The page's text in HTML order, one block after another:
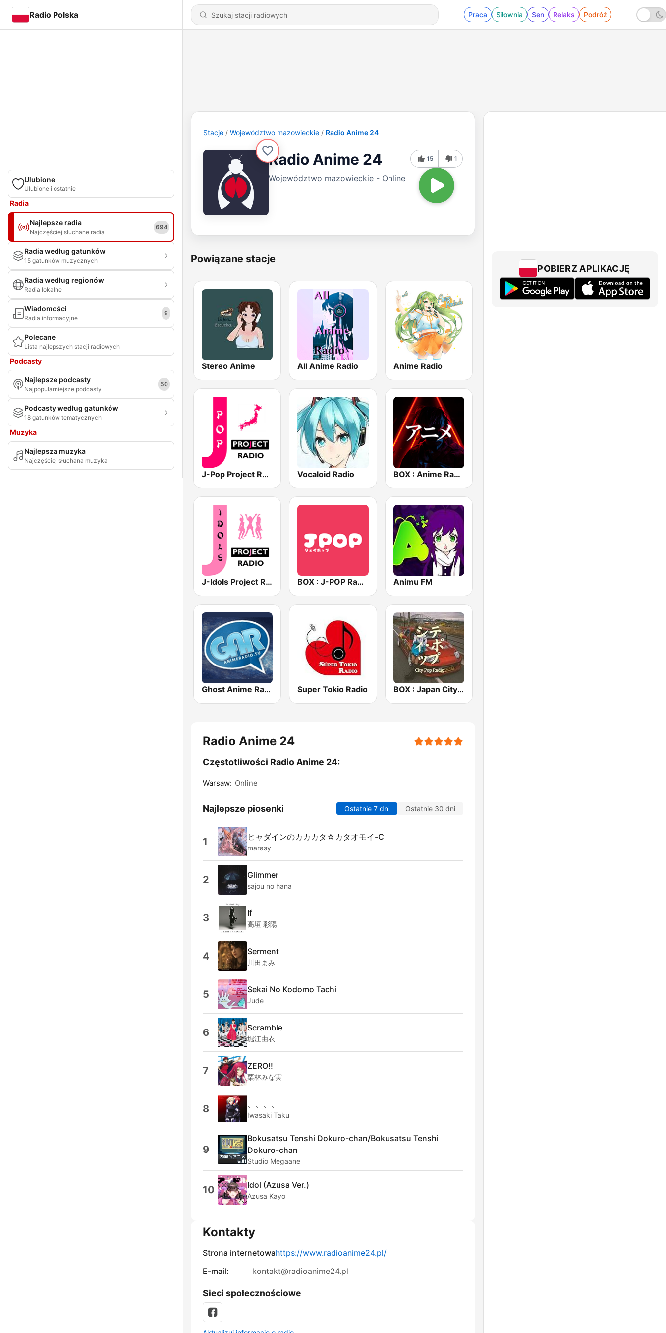
Radio Polska Praca Siłownia Sen Relaks Podróż
Ulubione
Ulubione i ostatnie
Radia
Najlepsze radia
Najczęściej słuchane radia
694
Radia według gatunków
15 gatunków muzycznych
Radia według regionów
Radia lokalne
Wiadomości
Radia informacyjne
9
Polecane
Lista najlepszych stacji radiowych
Podcasty
Najlepsze podcasty
Najpopularniejsze podcasty
50
Podcasty według gatunków
18 gatunków tematycznych
Muzyka
Najlepsza muzyka
Najczęściej słuchana muzyka
Stacje Województwo mazowieckie Radio Anime 24
Radio Anime 24
Województwo mazowieckie - Online
15 1
Powiązane stacje
Stereo Anime All Anime Radio Anime Radio
J-Pop Project Radio Vocaloid Radio BOX : Anime Radio -アニメラジオ
J-Idols Project Radio BOX : J-POP Radio - ジェイポップ 無線 Animu FM
Ghost Anime Radio - Animeradio.su Super Tokio Radio BOX : Japan City Pop -日本のシティポップ
Radio Anime 24
Częstotliwości Radio Anime 24:
Warsaw: Online
Najlepsze piosenki Ostatnie 7 dni Ostatnie 30 dni
1 ヒャダインのカカカタ☆カタオモイ-C
marasy
2 Glimmer
sajou no hana
3 If
高垣 彩陽
4 Serment
川田まみ
5 Sekai No Kodomo Tachi
Jude
6 Scramble
堀江由衣
7 ZERO!!
栗林みな実
8 Iwasaki Taku
9
Bokusatsu Tenshi Dokuro-chan/Bokusatsu Tenshi
Dokuro-chan
Studio Megaane
10 Idol (Azusa Ver.)
Azusa Kayo
Kontakty
Strona internetowahttps://www.radioanime24.pl/
E-mail:
kontakt@radioanime24.pl
Sieci społecznościowe
POBIERZ APLIKACJĘ